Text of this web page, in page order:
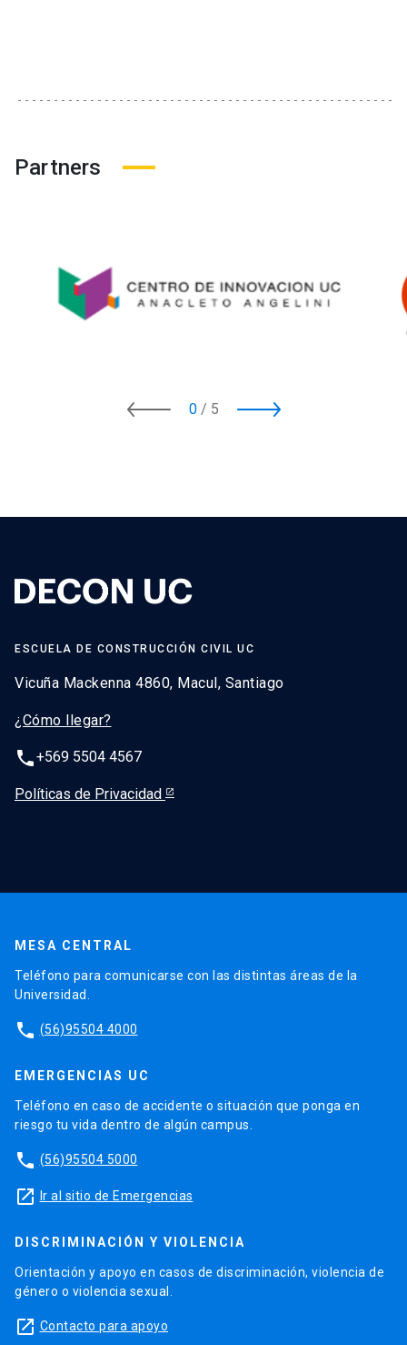
Partners
0/ 5
ESCUELA DE CONSTRUCCIÓN CIVIL UC
Vicuña Mackenna 4860, Macul, Santiago
¿Cómo llegar?
phone+569 5504 4567
Políticas de Privacidad
MESA CENTRAL
Teléfono para comunicarse con las distintas áreas de la
Universidad.
phone (56)95504 4000
EMERGENCIAS UC
Teléfono en caso de accidente o situación que ponga en
riesgo tu vida dentro de algún campus.
phone (56)95504 5000
launch Ir al sitio de Emergencias
DISCRIMINACIÓN Y VIOLENCIA
Orientación y apoyo en casos de discriminación, violencia de
género o violencia sexual.
launch Contacto para apoyo